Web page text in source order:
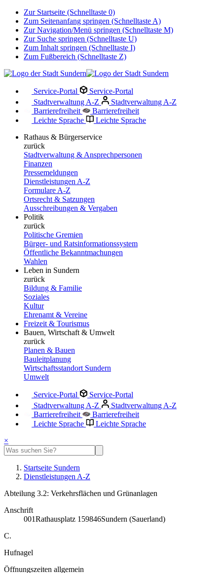
Zur Startseite (Schnelltaste 0)
Zum Seitenanfang springen (Schnelltaste A)
Zur Navigation/Menü springen (Schnelltaste M)
Zur Suche springen (Schnelltaste U)
Zum Inhalt springen (Schnelltaste I)
Zum Fußbereich (Schnelltaste Z)
Service-Portal
Service-Portal
Stadtverwaltung A-Z
Stadtverwaltung A-Z
Barrierefreiheit
Barrierefreiheit
Leichte Sprache
Leichte Sprache
Rathaus & Bürgerservice
zurück
Stadtverwaltung & Ansprechpersonen
Finanzen
Pressemeldungen
Dienstleistungen A-Z
Formulare A-Z
Ortsrecht & Satzungen
Ausschreibungen & Vergaben
Politik
zurück
Politische Gremien
Bürger- und Ratsinformationssystem
Öffentliche Bekanntmachungen
Wahlen
Leben in Sundern
zurück
Bildung & Familie
Soziales
Kultur
Ehrenamt & Vereine
Freizeit & Tourismus
Bauen, Wirtschaft & Umwelt
zurück
Planen & Bauen
Bauleitplanung
Wirtschaftsstandort Sundern
Umwelt
Service-Portal
Service-Portal
Stadtverwaltung A-Z
Stadtverwaltung A-Z
Barrierefreiheit
Barrierefreiheit
Leichte Sprache
Leichte Sprache
×
Startseite Sundern
Dienstleistungen A-Z
Abteilung 3.2: Verkehrsflächen und Grünanlagen
Anschrift
001Rathausplatz 1 59846Sundern (Sauerland)
C.
Hufnagel
Öffnungszeiten allgemein